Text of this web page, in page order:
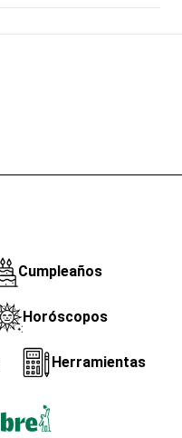
Cumpleaños
Horóscopos
Herramientas